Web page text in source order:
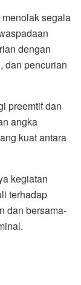
segala
dengan
dan pencurian
preemtif dan
angka
kuat antara
kegiatan
terhadap
dan bersama-